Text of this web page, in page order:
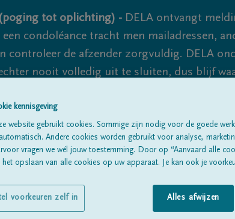
tot oplichting) - DELA ontvangt
condoléance tracht men mailadressen,
controleer de afzender zorgvuldig. DELA
nooit volledig uit te sluiten, dus blijf
Alle
kennisgeving
website gebruikt cookies. Sommige zijn nodig voor de goede
Andere cookies worden gebruikt voor analyse,
vragen we wél jouw toestemming. Door op “Aanvaard alle
het opslaan van alle cookies op uw apparaat. Je kan ook je
Alles afwijzen
voorkeuren zelf in